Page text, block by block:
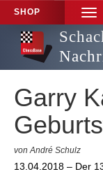
SHOP
Garry
von André Schulz
13.04.2018 – Der